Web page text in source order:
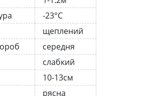
-23°C
щеплений
середня
слабкий
10-13см
рясна